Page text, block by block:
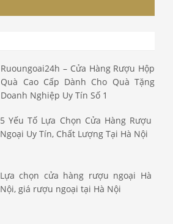
Ruoungoai24h – Cửa Hàng Rượu Hộp
Quà Cao Cấp Dành Cho Quà Tặng
Doanh Nghiệp Uy Tín Số 1
5 Yếu Tố Lựa Chọn Cửa Hàng Rượu
Ngoại Uy Tín, Chất Lượng Tại Hà Nội
Lựa chọn cửa hàng rượu ngoại Hà
Nội, giá rượu ngoại tại Hà Nội